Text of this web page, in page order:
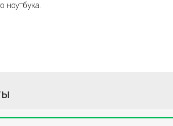
ноутбука.